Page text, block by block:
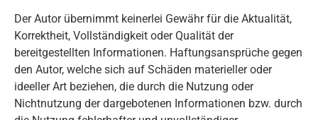
Der Autor übernimmt keinerlei Gewähr für die Aktualität,
Korrektheit, Vollständigkeit oder Qualität der
bereitgestellten Informationen. Haftungsansprüche gegen
den Autor, welche sich auf Schäden materieller oder
ideeller Art beziehen, die durch die Nutzung oder
Nichtnutzung der dargebotenen Informationen bzw. durch